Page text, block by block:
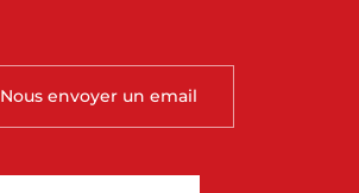
Nous envoyer un email